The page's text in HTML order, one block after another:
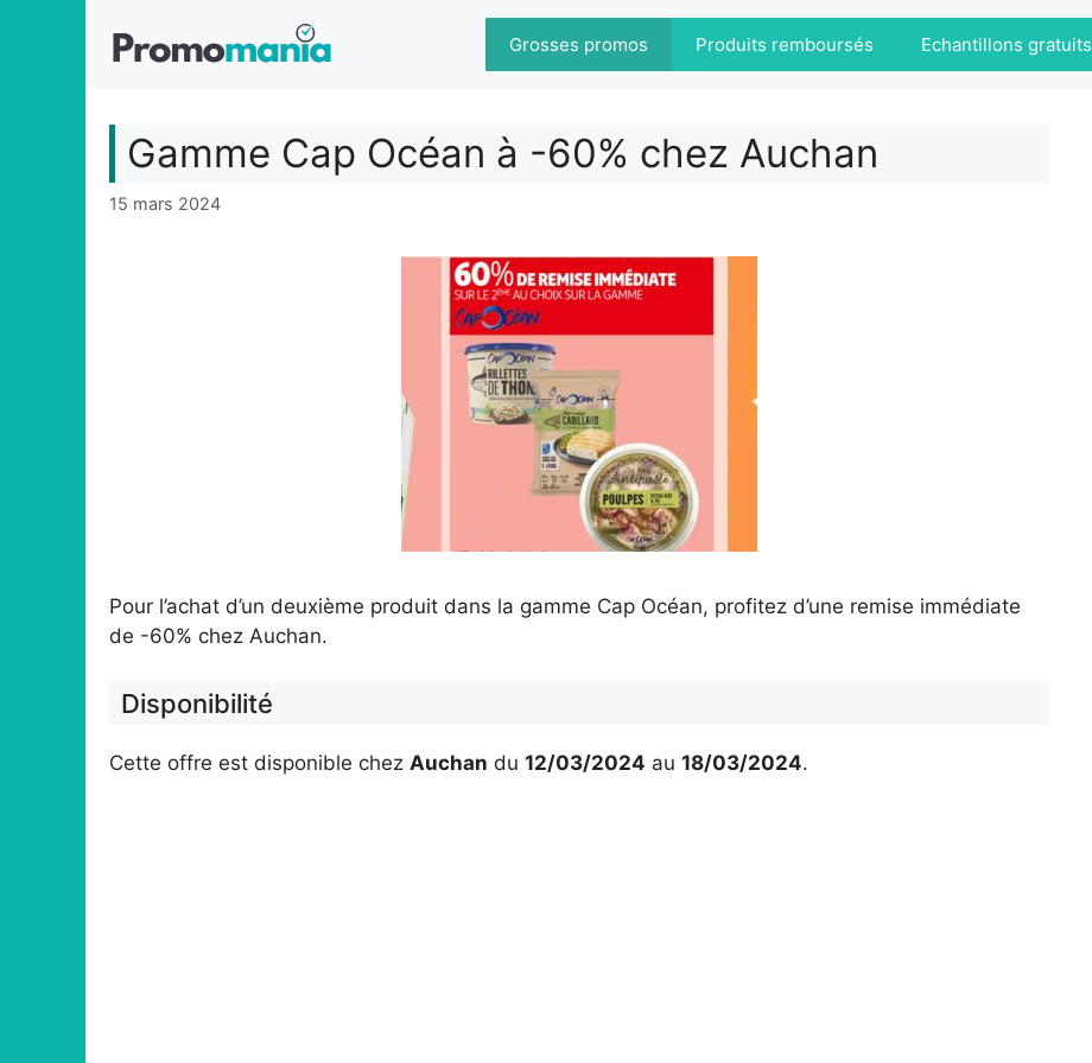
Grosses promos Produits remboursés Echantillons gratuits
Gamme Cap Océan à -60% chez Auchan
15 mars 2024
Pour l’achat d’un deuxième produit dans la gamme Cap Océan, profitez d’une remise immédiate
de -60% chez Auchan.
Disponibilité
Cette offre est disponible chez Auchan du 12/03/2024 au 18/03/2024.